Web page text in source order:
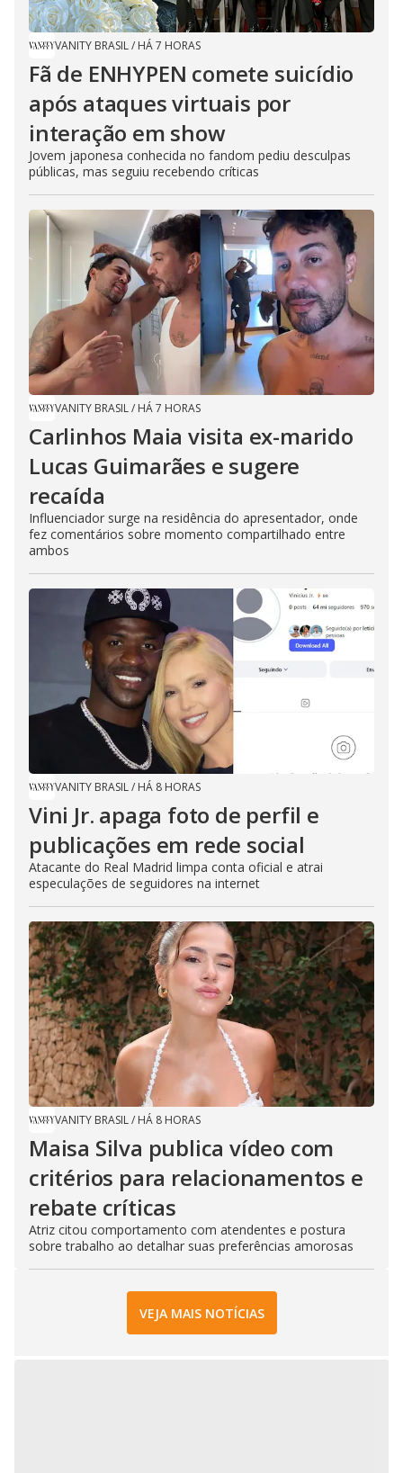
VANITY BRASIL/ HÁ 7 HORAS
Fã de ENHYPEN comete suicídio
após ataques virtuais por
interação em show
Jovem japonesa conhecida no fandom pediu desculpas
públicas, mas seguiu recebendo críticas
VANITY BRASIL/ HÁ 7 HORAS
Carlinhos Maia visita ex-marido
Lucas Guimarães e sugere
recaída
Influenciador surge na residência do apresentador, onde
fez comentários sobre momento compartilhado entre
ambos
VANITY BRASIL/ HÁ 8 HORAS
Vini Jr. apaga foto de perfil e
publicações em rede social
Atacante do Real Madrid limpa conta oficial e atrai
especulações de seguidores na internet
VANITY BRASIL/ HÁ 8 HORAS
Maisa Silva publica vídeo com
critérios para relacionamentos e
rebate críticas
Atriz citou comportamento com atendentes e postura
sobre trabalho ao detalhar suas preferências amorosas
VEJA MAIS NOTÍCIAS